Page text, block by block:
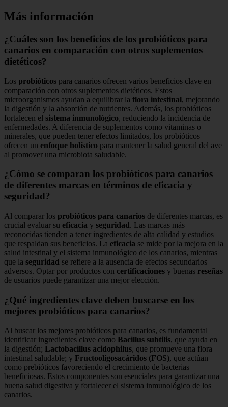
Más información
¿Cuáles son los beneficios de los probióticos para
canarios en comparación con otros suplementos
dietéticos?
Los probióticos para canarios ofrecen varios beneficios clave en
comparación con otros suplementos dietéticos. Estos
microorganismos ayudan a equilibrar la flora intestinal, mejorando
la digestión y la absorción de nutrientes. Además, los probióticos
fortalecen el sistema inmunológico, reduciendo la incidencia de
enfermedades. A diferencia de suplementos como vitaminas o
minerales, que pueden tener efectos limitados, los probióticos
ofrecen un enfoque holístico para mantener la salud general del ave
al promover una microbiota saludable.
¿Cómo se comparan los probióticos para canarios
de diferentes marcas en términos de eficacia y
seguridad?
Al comparar los probióticos para canarios de diferentes marcas, es
crucial evaluar su eficacia y seguridad. Las marcas más
reconocidas tienden a tener ingredientes de alta calidad y estudios
que respaldan sus beneficios. La eficacia se mide por la mejora en la
salud intestinal y el sistema inmunológico de los canarios, mientras
que la seguridad se refiere a la ausencia de efectos secundarios
adversos. Optar por productos con certificaciones y buenas reseñas
de usuarios puede garantizar una mejor elección.
¿Qué ingredientes clave deben buscarse en los
mejores probióticos para canarios?
Al buscar los mejores probióticos para canarios, es fundamental
identificar ingredientes clave como Bacillus subtilis, que ayuda en
la digestión; Lactobacillus acidophilus, que promueve una flora
intestinal saludable; y Fructooligosacáridos (FOS), que actúan
como prebióticos favoreciendo el crecimiento de bacterias
beneficiosas. Estos componentes son esenciales para garantizar una
buena salud digestiva y fortalecer el sistema inmunológico de los
canarios.